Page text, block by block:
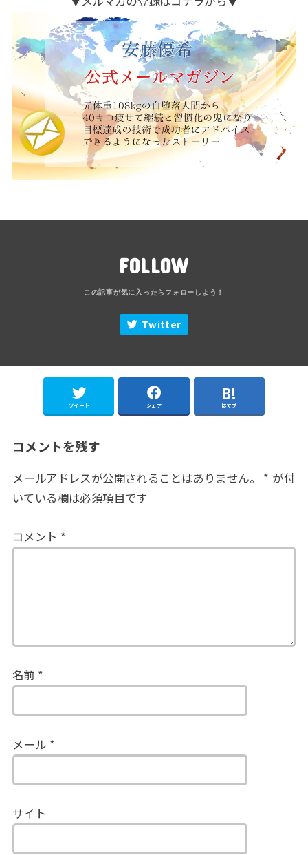
FOLLOW
Twitter
ツイート シェア はてブ
コメントを残す
メールアドレスが公開されることはありません。 * が付
いている欄は必須項目です
コメント *
名前 *
メール *
サイト